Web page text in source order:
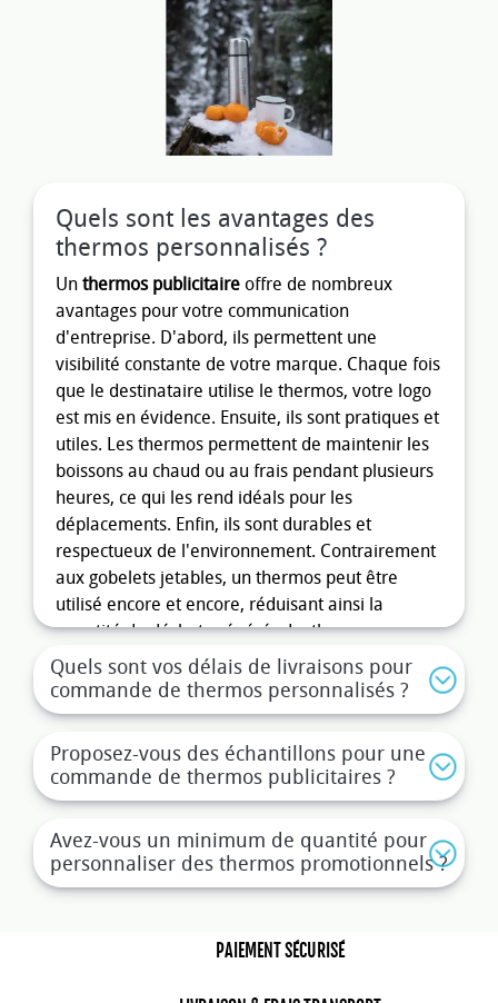
Quels sont les avantages des
thermos personnalisés ?
Un thermos publicitaire offre de nombreux
avantages pour votre communication
d'entreprise. D'abord, ils permettent une
visibilité constante de votre marque. Chaque fois
que le destinataire utilise le thermos, votre logo
est mis en évidence. Ensuite, ils sont pratiques et
utiles. Les thermos permettent de maintenir les
boissons au chaud ou au frais pendant plusieurs
heures, ce qui les rend idéals pour les
déplacements. Enfin, ils sont durables et
respectueux de l'environnement. Contrairement
aux gobelets jetables, un thermos peut être
utilisé encore et encore, réduisant ainsi la
quantité de déchets générés. Le thermos
promotionnel s’impose comme un outil de
communication durable et impactant. Offrir un
thermos publicitaire à vos clients, collaborateurs
objet :
Utile au quotidien, aussi bien au bureau qu’en
déplacement
, grâce à un usage régulier
, adapté aux univers pro, sport, loisirs
Quels sont vos délais de livraisons pour
commande de thermos personnalisés ?
Proposez-vous des échantillons pour une
commande de thermos publicitaires ?
Avez-vous un minimum de quantité pour
personnaliser des thermos promotionnels ?
PAIEMENT SÉCURISÉ